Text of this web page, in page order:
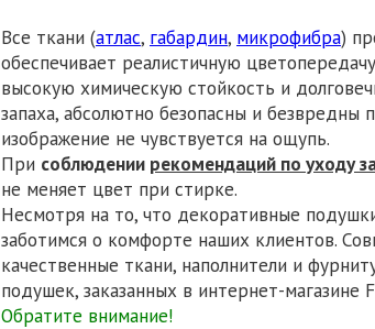
Все ткани (атлас, габардин, микрофибра)
обеспечивает реалистичную
высокую химическую стойкость и
запаха, абсолютно безопасны и безвредны
изображение не чувствуется на ощупь.
При соблюдении рекомендаций по уходу
не меняет цвет при стирке.
Несмотря на то, что декоративные
заботимся о комфорте наших клиентов.
качественные ткани, наполнители и
подушек, заказанных в интернет-магазине
Обратите внимание!